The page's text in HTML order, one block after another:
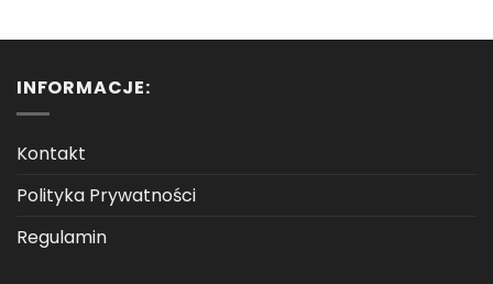
INFORMACJE:
Kontakt
Polityka Prywatności
Regulamin